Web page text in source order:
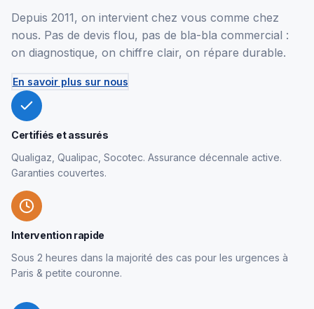
Depuis 2011, on intervient chez vous comme chez
nous. Pas de devis flou, pas de bla-bla commercial :
on diagnostique, on chiffre clair, on répare durable.
En savoir plus sur nous
Certifiés et assurés
Qualigaz, Qualipac, Socotec. Assurance décennale active.
Garanties couvertes.
Intervention rapide
Sous 2 heures dans la majorité des cas pour les urgences à
Paris & petite couronne.